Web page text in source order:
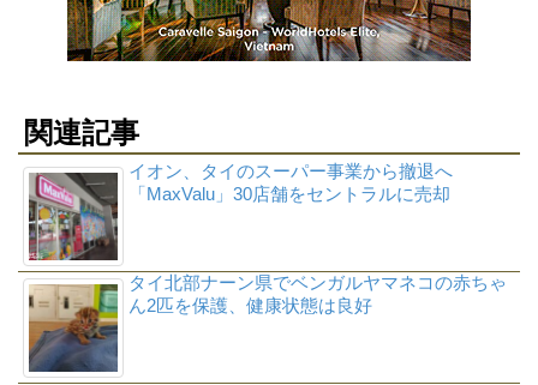
関連記事
イオン、タイのスーパー事業から撤退へ
「MaxValu」30店舗をセントラルに売却
タイ北部ナーン県でベンガルヤマネコの赤ちゃ
ん2匹を保護、健康状態は良好